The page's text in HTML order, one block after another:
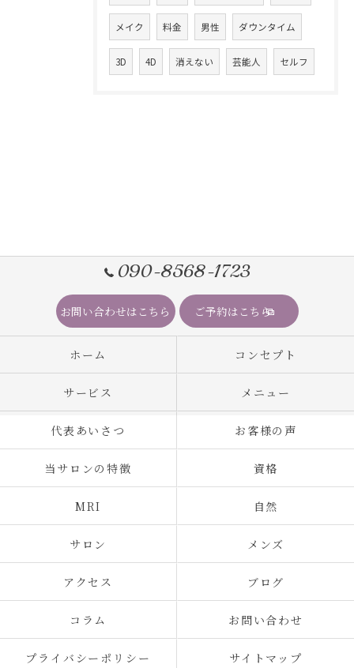
メイク 料金 男性 ダウンタイム
3D 4D 消えない 芸能人 セルフ
090-8568-1723
お問い合わせはこちら ご予約はこちら
ホーム コンセプト
サービス メニュー
代表あいさつ お客様の声
当サロンの特徴 資格
MRI 自然
サロン メンズ
アクセス ブログ
コラム お問い合わせ
プライバシーポリシー サイトマップ